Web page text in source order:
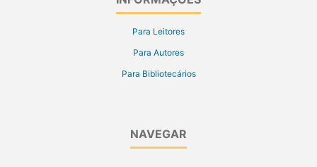
Para Leitores
Para Autores
Para Bibliotecários
NAVEGAR